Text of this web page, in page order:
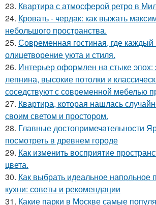
23. Квартира с атмосферой ретро в
24. Кровать - чердак: как выжать
небольшого пространства.
25. Современная гостиная, где каждый
олицетворение уюта и стиля.
26. Интерьер оформлен на стыке эпох:
лепнина, высокие потолки и
соседствуют с современной мебелью
27. Квартира, которая нашлась
своим светом и простором.
28. Главные достопримечательности
посмотреть в древнем городе
29. Как изменить восприятие
цвета.
30. Как выбрать идеальное напольное
кухни: советы и рекомендации
31. Какие парки в Москве самые